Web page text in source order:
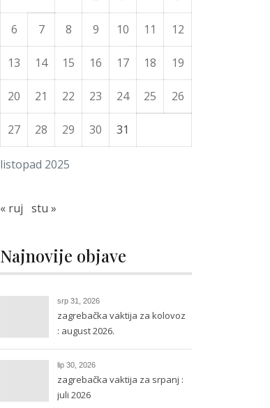
listopad 2025
6 7 8 9 10 11 12
13 14 15 16 17 18 19
20 21 22 23 24 25 26
27 28 29 30 31
« ruj stu »
Najnovije objave
srp 31, 2026
zagrebačka vaktija za kolovoz
: august 2026.
lip 30, 2026
zagrebačka vaktija za srpanj :
juli 2026